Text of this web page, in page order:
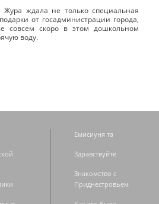
Жура ждала не только специальная
от госадминистрации города,
совсем скоро в этом дошкольном
воду.
Емисиуня та
Здравствуйте
Знакомство с
Приднестровьем